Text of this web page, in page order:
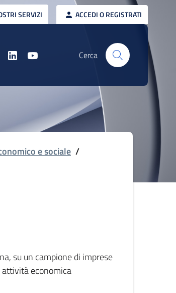
SERVIZI ACCEDI O REGISTRATI
Cerca
e sociale /
su un campione di imprese
economica